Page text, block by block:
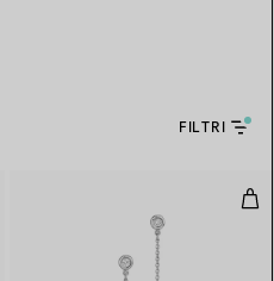
FILTRI
a cerchio in argento